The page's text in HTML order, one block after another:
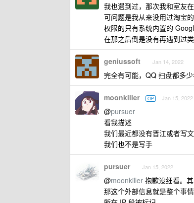
我也遇到过，那次我和室友
可问题是我从来没用过淘宝
权限的只有系统内置的
在那之后倒是没有再遇到过类
geniussoft Jan 14, 2022
完全有可能，QQ 扫盘都多
moonkiller OP Jan 15, 2022
@pursuer
看我描述
我们最近都没有晋江或者写
我们也不是写手
pursuer Jan 15, 2022
@moonkiller 抱歉没细看。
那这个外部信息就是整个事